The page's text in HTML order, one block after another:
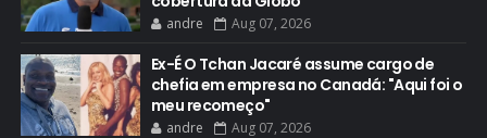
andre Aug 07, 2026
Ex-É O Tchan Jacaré assume cargo de
chefia em empresa no Canadá: "Aqui foi o
meu recomeço"
andre Aug 07, 2026